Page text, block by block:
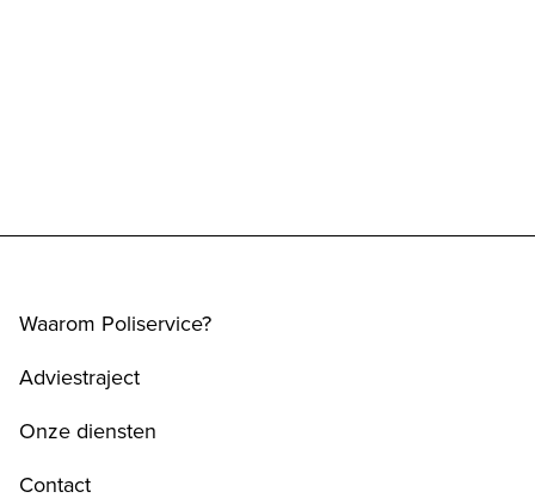
Waarom Poliservice?
Adviestraject
Onze diensten
Contact